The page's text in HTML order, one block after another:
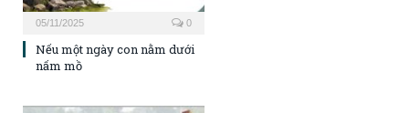
05/11/2025 0
Nếu một ngày con nằm dưới
nấm mồ